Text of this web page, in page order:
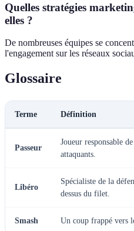
Quelles stratégies
elles ?
De nombreuses équipes se
l'engagement sur les réseaux
Glossaire
Terme Définition
Passeur
Joueur responsable
attaquants.
Libéro
Spécialiste de la
dessus du filet.
Smash Un coup frappé vers